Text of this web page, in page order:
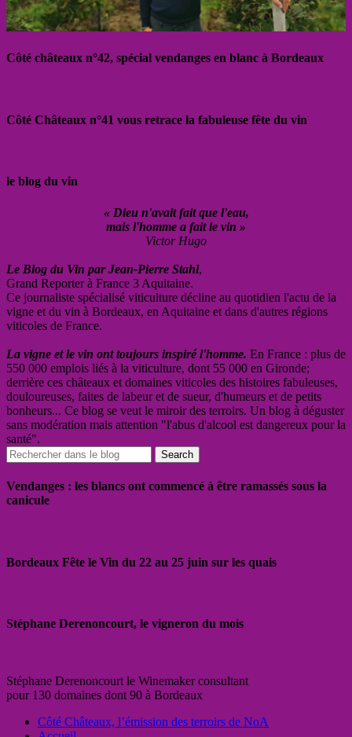
Côté châteaux n°42, spécial vendanges en blanc à Bordeaux
Côté Châteaux n°41 vous retrace la fabuleuse fête du vin
le blog du vin
« Dieu n'avait fait que l'eau,
mais l'homme a fait le vin »
Victor Hugo
Le Blog du Vin par Jean-Pierre Stahl,
Grand Reporter à France 3 Aquitaine.
Ce journaliste spécialisé viticulture décline au quotidien l'actu de la
vigne et du vin à Bordeaux, en Aquitaine et dans d'autres régions
viticoles de France.
La vigne et le vin ont toujours inspiré l'homme. En France : plus de
550 000 emplois liés à la viticulture, dont 55 000 en Gironde;
derrière ces châteaux et domaines viticoles des histoires fabuleuses,
douloureuses, faites de labeur et de sueur, d'humeurs et de petits
bonheurs... Ce blog se veut le miroir des terroirs. Un blog à déguster
sans modération mais attention "l'abus d'alcool est dangereux pour la
santé".
Vendanges : les blancs ont commencé à être ramassés sous la
canicule
Bordeaux Fête le Vin du 22 au 25 juin sur les quais
Stéphane Derenoncourt, le vigneron du mois
Stéphane Derenoncourt le Winemaker consultant
pour 130 domaines dont 90 à Bordeaux
Côté Châteaux, l’émission des terroirs de NoA